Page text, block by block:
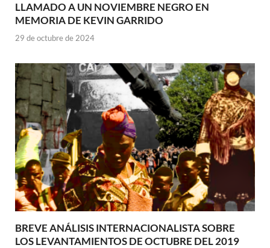
LLAMADO A UN NOVIEMBRE NEGRO EN
MEMORIA DE KEVIN GARRIDO
29 de octubre de 2024
BREVE ANÁLISIS INTERNACIONALISTA SOBRE
LOS LEVANTAMIENTOS DE OCTUBRE DEL 2019